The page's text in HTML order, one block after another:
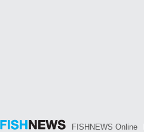
FISHNEWS Online